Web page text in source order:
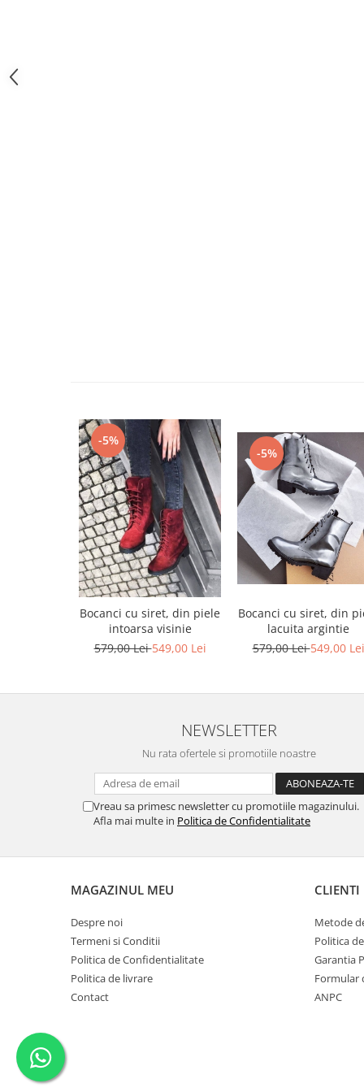
-5%
Bocanci cu siret, din piele
intoarsa visinie
579,00 Lei549,00 Lei
-5%
Bocanci cu siret, din
lacuita argintie
579,00 Lei549,00 Lei
NEWSLETTER
Nu rata ofertele si promotiile noastre
Vreau sa primesc newsletter cu promotiile magazinului.
Afla mai multe in Politica de Confidentialitate
MAGAZINUL MEU
Despre noi
Termeni si Conditii
Politica de Confidentialitate
Politica de livrare
Contact
CLIENTI
Metode
Politica
Garantia
Formular
ANPC